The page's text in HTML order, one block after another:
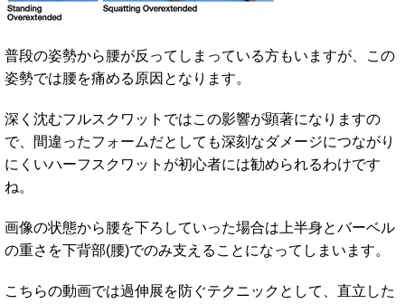
普段の姿勢から腰が反ってしまっている方もいますが、この
姿勢では腰を痛める原因となります。
深く沈むフルスクワットではこの影響が顕著になりますの
で、間違ったフォームだとしても深刻なダメージにつながり
にくいハーフスクワットが初心者には勧められるわけです
ね。
画像の状態から腰を下ろしていった場合は上半身とバーベル
の重さを下背部(腰)でのみ支えることになってしまいます。
こちらの動画では過伸展を防ぐテクニックとして、直立した